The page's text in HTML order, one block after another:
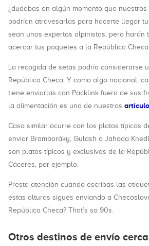
¿dudabas en algún momento que
podrían atravesarlas para hacerte llegar
sean unos expertos alpinistas, pero harán
acercar tus paquetes a la República
La recogida de setas podría considerarse
República Checa. Y como algo nacional,
tiene enviarlas con Packlink fuera de sus
la alimentación es uno de nuestros
Caso similar ocurre con los platos típicos
enviar Bramboráky, Gulash o Jahoda
son platos típicos y exclusivos de la
Cáceres, por ejemplo.
Presta atención cuando escribas las
estas alturas sigues enviando a
República Checa? That’s so 90s.
Otros destinos de envío